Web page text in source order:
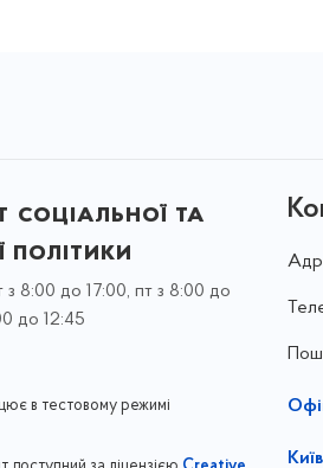
соціальної та
політики
з 8:00 до 17:00, пт з 8:00 до
до 12:45
в тестовому режимі